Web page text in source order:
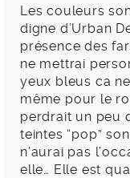
Les couleurs
digne d’Urban
présence des
ne mettrai
yeux bleus ca
même pour le
perdrait un peu
teintes “pop”
n’aurai pas
elle… Elle est